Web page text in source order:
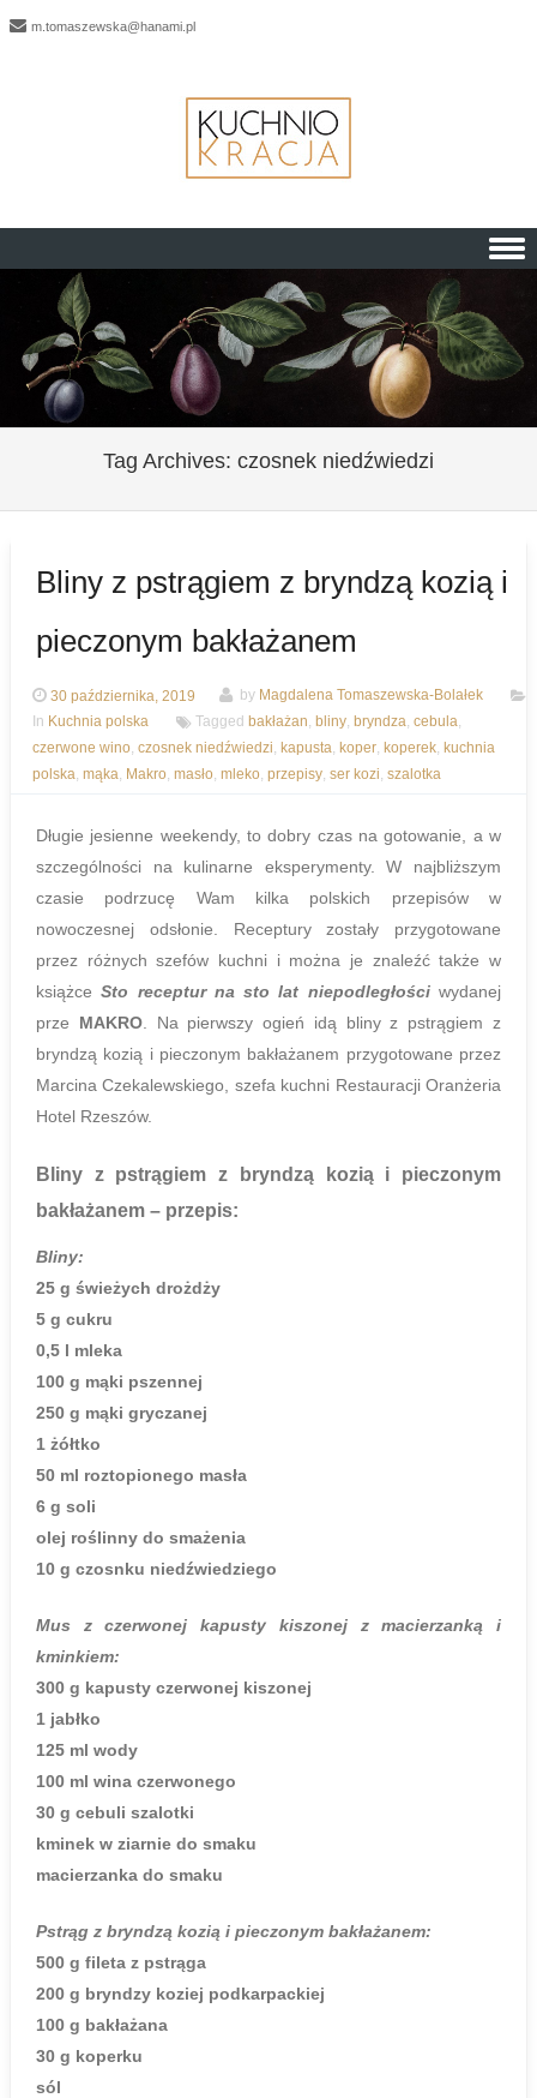
m.tomaszewska@hanami.pl
Skip to content
Tag Archives: czosnek niedźwiedzi
Bliny z pstrągiem z bryndzą kozią i
pieczonym bakłażanem
30 października, 2019 by Magdalena Tomaszewska-Bolałek
In Kuchnia polska Tagged bakłażan, bliny, bryndza, cebula,
czerwone wino, czosnek niedźwiedzi, kapusta, koper, koperek, kuchnia
polska, mąka, Makro, masło, mleko, przepisy, ser kozi, szalotka
Długie jesienne weekendy, to dobry czas na gotowanie, a w
szczególności na kulinarne eksperymenty. W najbliższym
czasie podrzucę Wam kilka polskich przepisów w
nowoczesnej odsłonie. Receptury zostały przygotowane
przez różnych szefów kuchni i można je znaleźć także w
książceSto receptur na sto lat niepodległościwydanej
prze MAKRO. Na pierwszy ogień idą bliny z pstrągiem z
bryndzą kozią i pieczonym bakłażanem przygotowane przez
Marcina Czekalewskiego, szefa kuchni Restauracji Oranżeria
Hotel Rzeszów.
Bliny z pstrągiem z bryndzą kozią i pieczonym
bakłażanem – przepis:
Bliny:
25 g świeżych drożdży
5 g cukru
0,5 l mleka
100 g mąki pszennej
250 g mąki gryczanej
1 żółtko
50 ml roztopionego masła
6 g soli
olej roślinny do smażenia
10 g czosnku niedźwiedziego
Mus z czerwonej kapusty kiszonej z macierzanką i
kminkiem:
300 g kapusty czerwonej kiszonej
1 jabłko
125 ml wody
100 ml wina czerwonego
30 g cebuli szalotki
kminek w ziarnie do smaku
macierzanka do smaku
Pstrąg z bryndzą kozią i pieczonym bakłażanem:
500 g fileta z pstrąga
200 g bryndzy koziej podkarpackiej
100 g bakłażana
30 g koperku
sól